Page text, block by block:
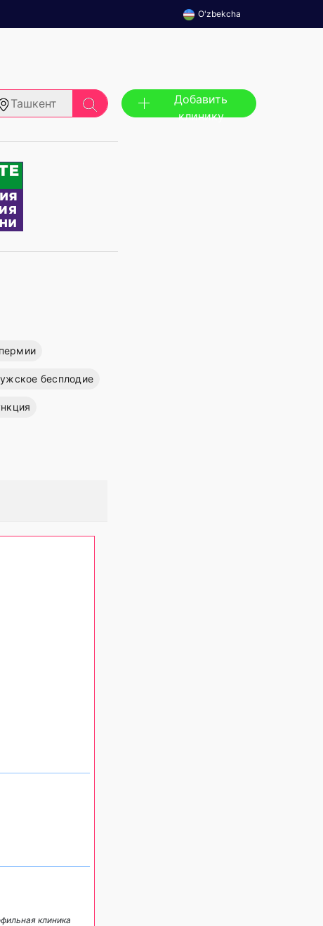
O'zbekcha
Ташкент
Добавить
клинику
бесплодие
клиника